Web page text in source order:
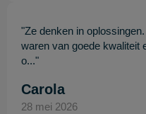
"Ze denken in
waren van goede kwaliteit
o..."
Carola
28 mei 2026